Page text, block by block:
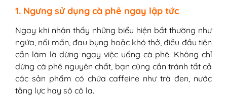
1. Ngưng sử dụng cà phê ngay lập tức
Ngay khi nhận thấy những biểu hiện bất thường như
ngứa, nổi mẩn, đau bụng hoặc khó thở, điều đầu tiên
cần làm là dừng ngay việc uống cà phê. Không chỉ
dừng cà phê nguyên chất, bạn cũng cần tránh tất cả
các sản phẩm có chứa caffeine như trà đen, nước
tăng lực hay sô cô la.